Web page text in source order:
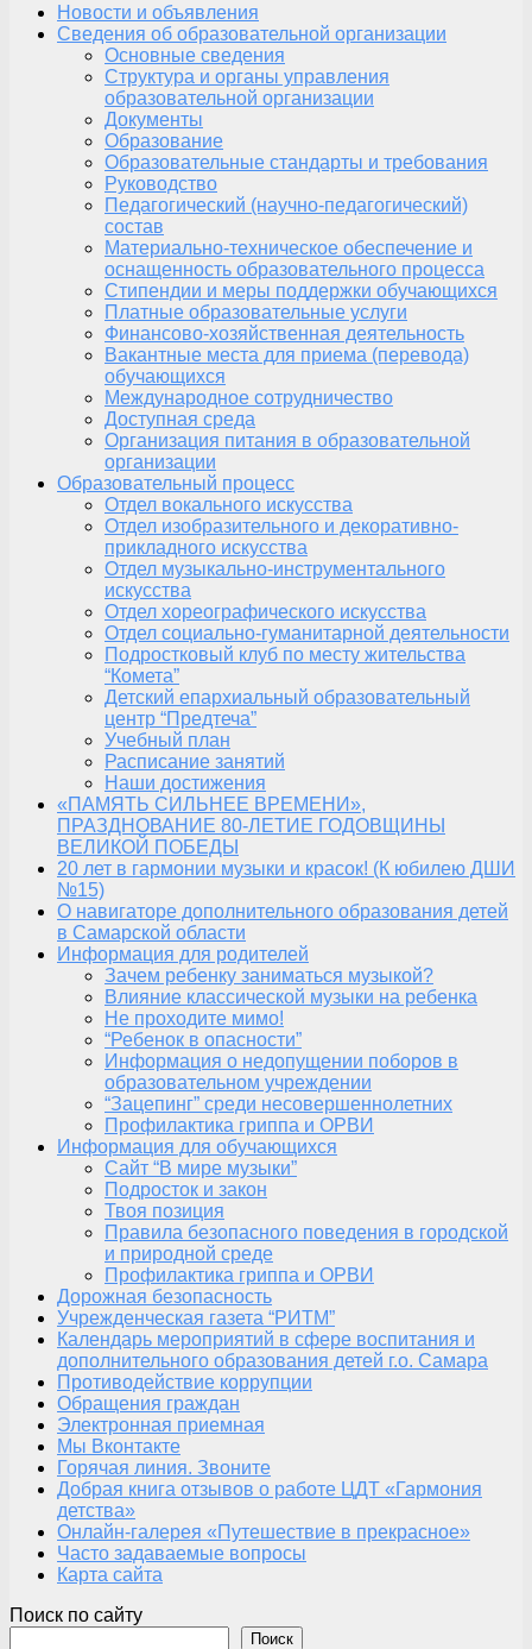
Новости и объявления
Сведения об образовательной организации
Основные сведения
Структура и органы управления
образовательной организации
Документы
Образование
Образовательные стандарты и требования
Руководство
Педагогический (научно-педагогический)
состав
Материально-техническое обеспечение и
оснащенность образовательного процесса
Стипендии и меры поддержки обучающихся
Платные образовательные услуги
Финансово-хозяйственная деятельность
Вакантные места для приема (перевода)
обучающихся
Международное сотрудничество
Доступная среда
Организация питания в образовательной
организации
Образовательный процесс
Отдел вокального искусства
Отдел изобразительного и декоративно-
прикладного искусства
Отдел музыкально-инструментального
искусства
Отдел хореографического искусства
Отдел социально-гуманитарной деятельности
Подростковый клуб по месту жительства
“Комета”
Детский епархиальный образовательный
центр “Предтеча”
Учебный план
Расписание занятий
Наши достижения
«ПАМЯТЬ СИЛЬНЕЕ ВРЕМЕНИ»,
ПРАЗДНОВАНИЕ 80-ЛЕТИЕ ГОДОВЩИНЫ
ВЕЛИКОЙ ПОБЕДЫ
20 лет в гармонии музыки и красок! (К юбилею ДШИ
№15)
О навигаторе дополнительного образования детей
в Самарской области
Информация для родителей
Зачем ребенку заниматься музыкой?
Влияние классической музыки на ребенка
Не проходите мимо!
“Ребенок в опасности”
Информация о недопущении поборов в
образовательном учреждении
“Зацепинг” среди несовершеннолетних
Профилактика гриппа и ОРВИ
Информация для обучающихся
Сайт “В мире музыки”
Подросток и закон
Твоя позиция
Правила безопасного поведения в городской
и природной среде
Профилактика гриппа и ОРВИ
Дорожная безопасность
Учрежденческая газета “РИТМ”
Календарь мероприятий в сфере воспитания и
дополнительного образования детей г.о. Самара
Противодействие коррупции
Обращения граждан
Электронная приемная
Мы Вконтакте
Горячая линия. Звоните
Добрая книга отзывов о работе ЦДТ «Гармония
детства»
Онлайн-галерея «Путешествие в прекрасное»
Часто задаваемые вопросы
Карта сайта
Поиск по сайту
Поиск